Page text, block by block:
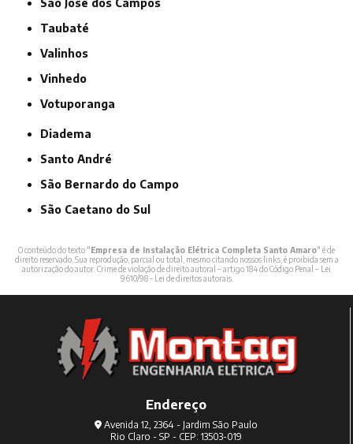
São José dos Campos
Taubaté
Valinhos
Vinhedo
Votuporanga
Diadema
Santo André
São Bernardo do Campo
São Caetano do Sul
O conteúdo do texto "Empresa de Instalação Elétrica Completa Santo Amaro" é de
direito reservado. Sua reprodução, parcial ou total, mesmo citando nossos links, é proibida sem a
autorização do autor. Crime de violação de direito autoral – artigo 184 do Código Penal – Lei
9610/98 - Lei de direitos autorais.
Endereço
Avenida 12, 2364 - Jardim São Paulo
Rio Claro - SP - CEP: 13503-019